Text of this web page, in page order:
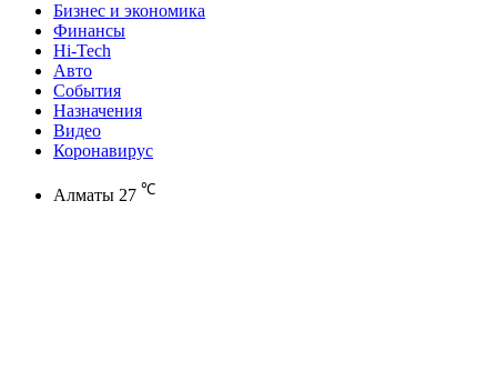
Бизнес и экономика
Финансы
Hi-Tech
Авто
События
Назначения
Видео
Коронавирус
Алматы 27 ℃